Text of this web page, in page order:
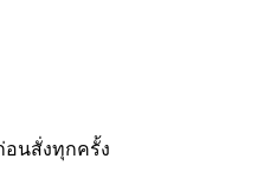
อนสั่งทุกครั้ง